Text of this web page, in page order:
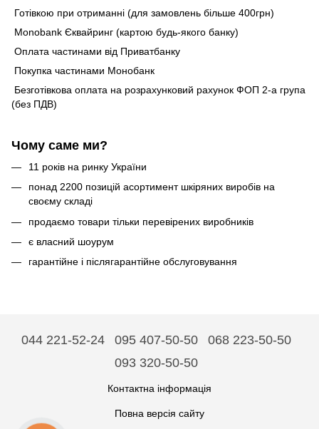
Готівкою при отриманні (для замовлень більше 400грн)
Monobank Єквайринг (картою будь-якого банку)
Оплата частинами від Приватбанку
Покупка частинами Монобанк
Безготівкова оплата на розрахунковий рахунок ФОП 2-а група
(без ПДВ)
Чому саме ми?
11 років на ринку України
понад 2200 позицій асортимент шкіряних виробів на
своєму складі
продаємо товари тільки перевірених виробників
є власний шоурум
гарантійне і післягарантійне обслуговування
044 221-52-24 095 407-50-50
068 223-50-50
093 320-50-50
Контактна інформація
Повна версія сайту